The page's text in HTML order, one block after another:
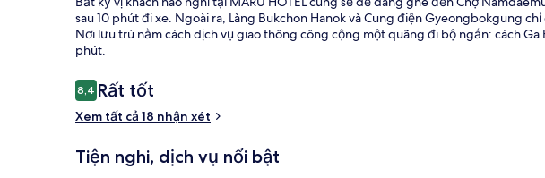
sau 10 phút đi xe. Ngoài ra, Làng Bukchon Hanok và Cung điện Gyeongbokgung
Nơi lưu trú nằm cách dịch vụ giao thông công cộng một quãng đi bộ ngắn: cách Ga
phút.
Nhận
xét
8,48,4 trên 10,
Rất tốt
Xem tất cả 18 nhận xét
Tiện nghi, dịch vụ nổi bật